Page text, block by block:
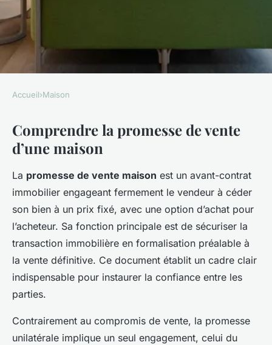
Décrypter la Promesse de
Vente d'une Maison : Votre
Guide Incontournable pour
Réussir
Marceau 22 avril 2025 5 min de lecture
Accueil›Maison
Comprendre la promesse de vente
d’une maison
La promesse de vente maison est un avant-contrat
immobilier engageant fermement le vendeur à céder
son bien à un prix fixé, avec une option d’achat pour
l’acheteur. Sa fonction principale est de sécuriser la
transaction immobilière en formalisation préalable à
la vente définitive. Ce document établit un cadre clair
indispensable pour instaurer la confiance entre les
parties.
Contrairement au compromis de vente, la promesse
unilatérale implique un seul engagement, celui du